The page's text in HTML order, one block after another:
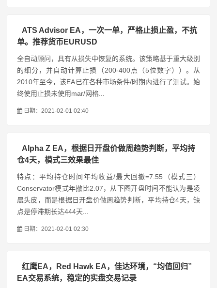
ATS Advisor EA，一次一单，严格止损止盈，不抗
单。推荐货币EURUSD
全自动顾问，具有从损失中恢复的系统。该策略基于重大级别
的细分，并自动计算止损（200-400点（5位数字））。从
2010年至今，该EA已在各种市场条件/时期内进行了测试。始
终使用止损未使用mar/网格...
日期：2021-02-01 02:40
Alpha Z EA，根据日开盘价做周趋势判断，平均持
仓4天，模式三效果最佳
特点：平均持仓时间年均收益/最大回撤=7.55（模式三）
Conservator模式年撤比2.07，从下图开盘时间不能认为是凌
晨头皮，而是根据日开盘价做周趋势判断，平均持仓4天，缺
点是停滞期长达444天...
日期：2021-02-01 02:30
红鹰EA，Red Hawk EA，佳达环境，“均值回归”
EA交易系统，稳定的实盘交易记录